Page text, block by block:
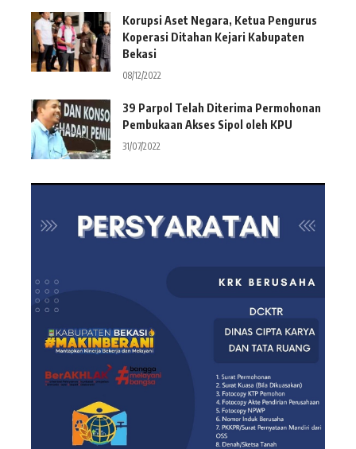
Korupsi Aset Negara, Ketua Pengurus
Koperasi Ditahan Kejari Kabupaten
Bekasi
08/12/2022
39 Parpol Telah Diterima Permohonan
Pembukaan Akses Sipol oleh KPU
31/07/2022